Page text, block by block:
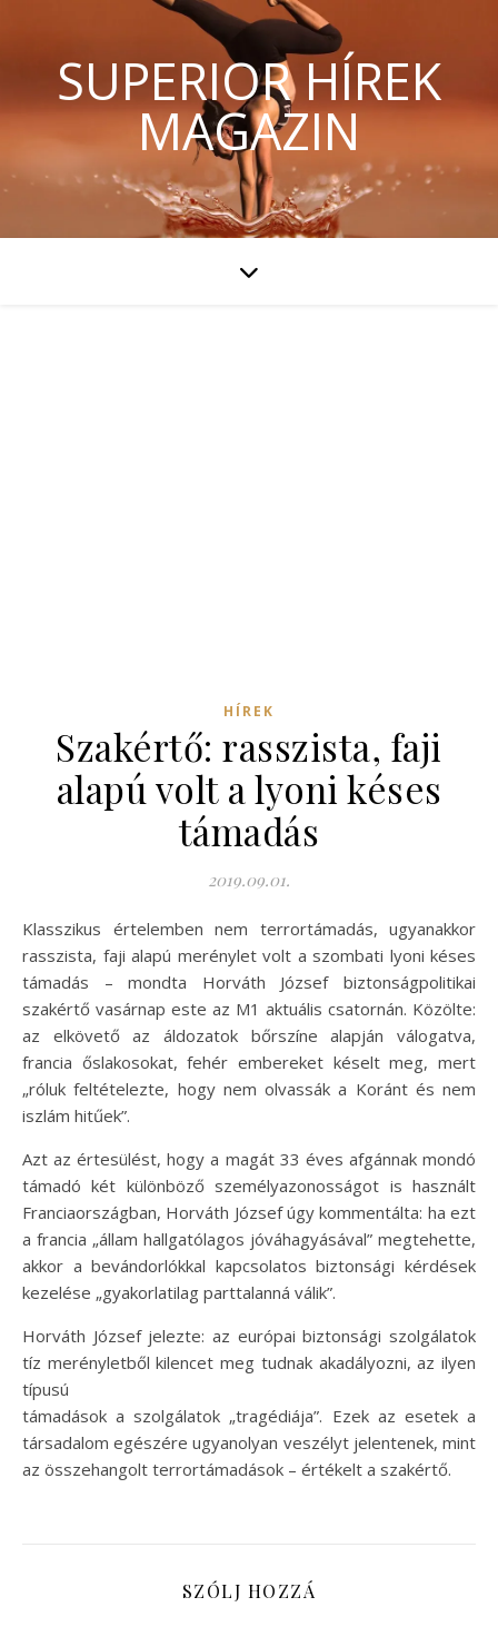
SUPERIOR HÍREK
MAGAZIN
HÍREK
Szakértő: rasszista, faji
alapú volt a lyoni késes
támadás
2019.09.01.
Klasszikus értelemben nem terrortámadás, ugyanakkor
rasszista, faji alapú merénylet volt a szombati lyoni késes
támadás – mondta Horváth József biztonságpolitikai
szakértő vasárnap este az M1 aktuális csatornán. Közölte:
az elkövető az áldozatok bőrszíne alapján válogatva,
francia őslakosokat, fehér embereket késelt meg, mert
„róluk feltételezte, hogy nem olvassák a Koránt és nem
iszlám hitűek”.
Azt az értesülést, hogy a magát 33 éves afgánnak mondó
támadó két különböző személyazonosságot is használt
Franciaországban, Horváth József úgy kommentálta: ha ezt
a francia „állam hallgatólagos jóváhagyásával” megtehette,
akkor a bevándorlókkal kapcsolatos biztonsági kérdések
kezelése „gyakorlatilag parttalanná válik”.
Horváth József jelezte: az európai biztonsági szolgálatok
tíz merényletből kilencet meg tudnak akadályozni, az ilyen
típusú
támadások a szolgálatok „tragédiája”. Ezek az esetek a
társadalom egészére ugyanolyan veszélyt jelentenek, mint
az összehangolt terrortámadások – értékelt a szakértő.
SZÓLJ HOZZÁ